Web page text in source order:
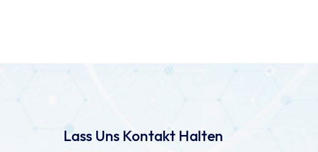
Lass Uns Kontakt Halten